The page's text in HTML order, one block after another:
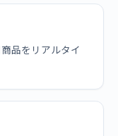
品をリアルタイ